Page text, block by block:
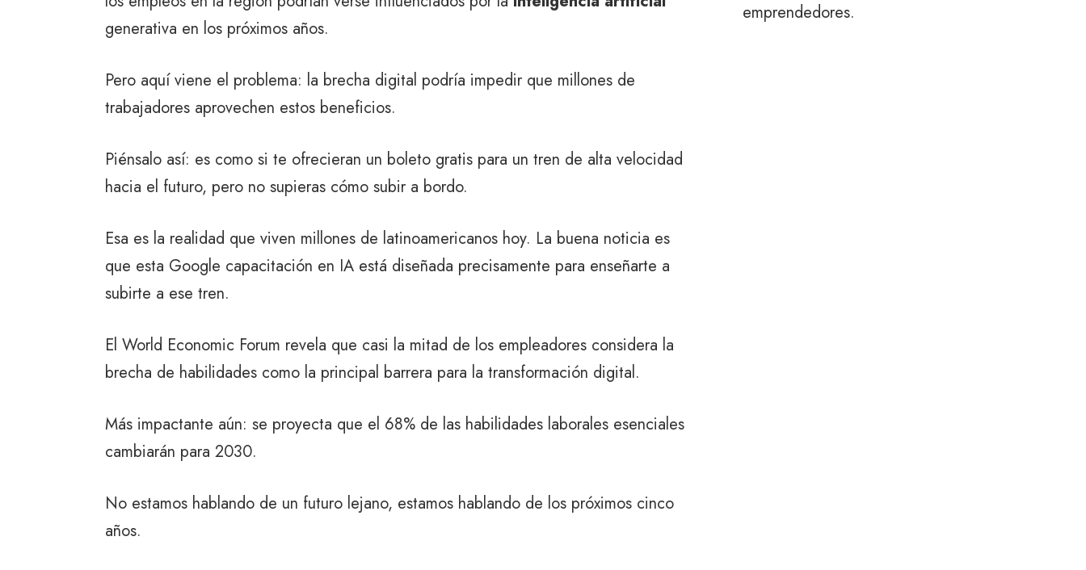
generativa en los próximos años.
Pero aquí viene el problema: la brecha digital podría impedir que millones de
trabajadores aprovechen estos beneficios.
Piénsalo así: es como si te ofrecieran un boleto gratis para un tren de alta velocidad
hacia el futuro, pero no supieras cómo subir a bordo.
Esa es la realidad que viven millones de latinoamericanos hoy. La buena noticia es
que esta Google capacitación en IA está diseñada precisamente para enseñarte a
subirte a ese tren.
El World Economic Forum revela que casi la mitad de los empleadores considera la
brecha de habilidades como la principal barrera para la transformación digital.
Más impactante aún: se proyecta que el 68% de las habilidades laborales esenciales
cambiarán para 2030.
No estamos hablando de un futuro lejano, estamos hablando de los próximos cinco
años.
emprendedores.